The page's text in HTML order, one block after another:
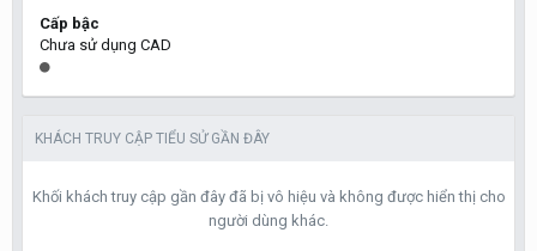
Cấp bậc
Chưa sử dụng CAD
KHÁCH TRUY CẬP TIỂU SỬ GẦN ĐÂY
Khối khách truy cập gần đây đã bị vô hiệu và không được hiển thị cho
người dùng khác.